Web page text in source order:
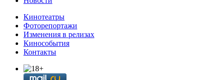
Кинотеатры
Фоторепортажи
Изменения в релизах
Кинособытия
Контакты